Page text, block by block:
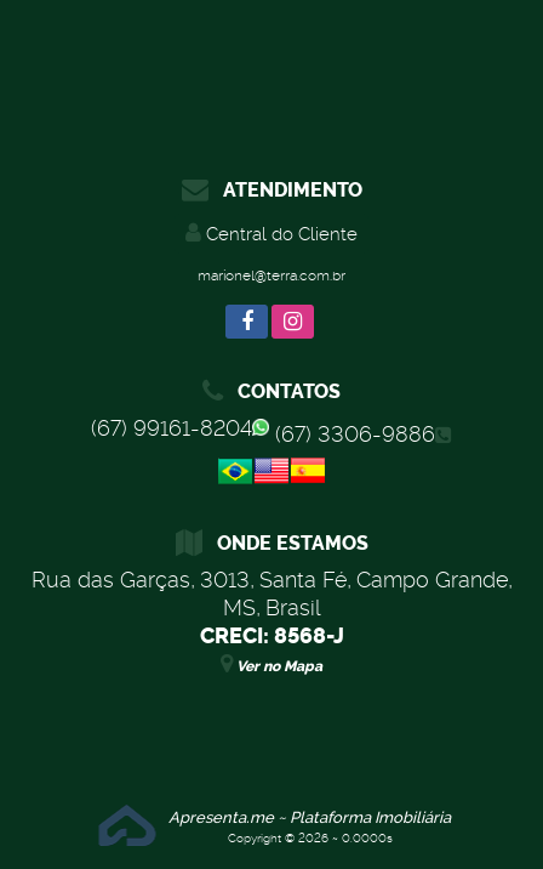
ATENDIMENTO
Central do Cliente
marionel@terra.com.br
CONTATOS
(67) 99161-8204 (67) 3306-9886
ONDE ESTAMOS
Rua das Garças, 3013, Santa Fé, Campo Grande,
MS, Brasil
CRECI: 8568-J
Ver no Mapa
Apresenta.me ~ Plataforma Imobiliária
Copyright © 2026 ~ 0.0000s